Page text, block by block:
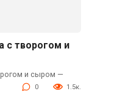
с творогом и
и сыром —
0 1.5к.